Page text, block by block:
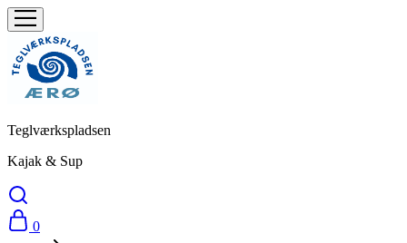
Teglværkspladsen
Kajak & Sup
0